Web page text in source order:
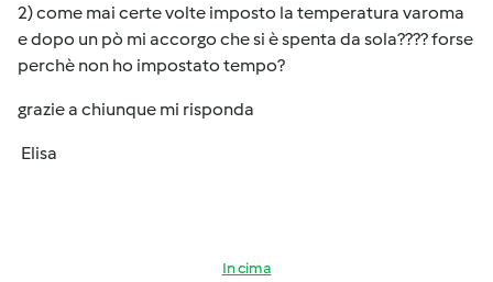
2) come mai certe volte imposto la temperatura varoma
e dopo un pò mi accorgo che si è spenta da sola???? forse
perchè non ho impostato tempo?
grazie a chiunque mi risponda
Elisa
In cima